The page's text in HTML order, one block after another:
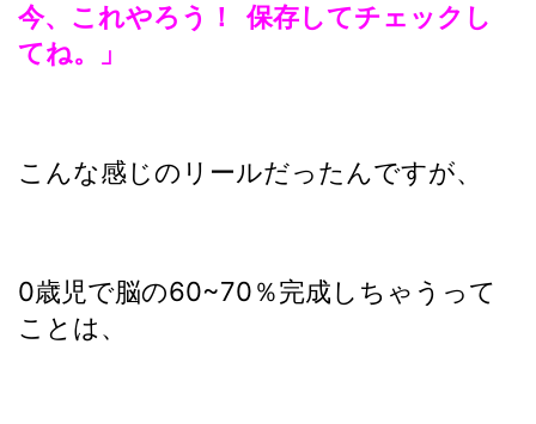
今、これやろう！ 保存してチェックし
てね。」
こんな感じのリールだったんですが、
0歳児で脳の60~70％完成しちゃうって
ことは、